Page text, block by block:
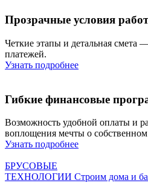
Прозрачные условия
Четкие этапы и детальная смета
платежей.
Узнать подробнее
Гибкие финансовые
Возможность удобной оплаты и
воплощения мечты о
Узнать подробнее
БРУСОВЫЕ
ТЕХНОЛОГИИ Строим дома и